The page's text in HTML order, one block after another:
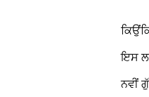
ਇਸ
ਨਵੀਂ